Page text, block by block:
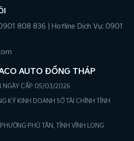
808 836 | Hotline Dịch Vụ: 0901
AUTO ĐỒNG THÁP
NGÀY CẤP 05/03/2026
KÝ KINH DOANH SỞ TÀI CHÍNH TỈNH
PHÚ TÂN, TỈNH VĨNH LONG